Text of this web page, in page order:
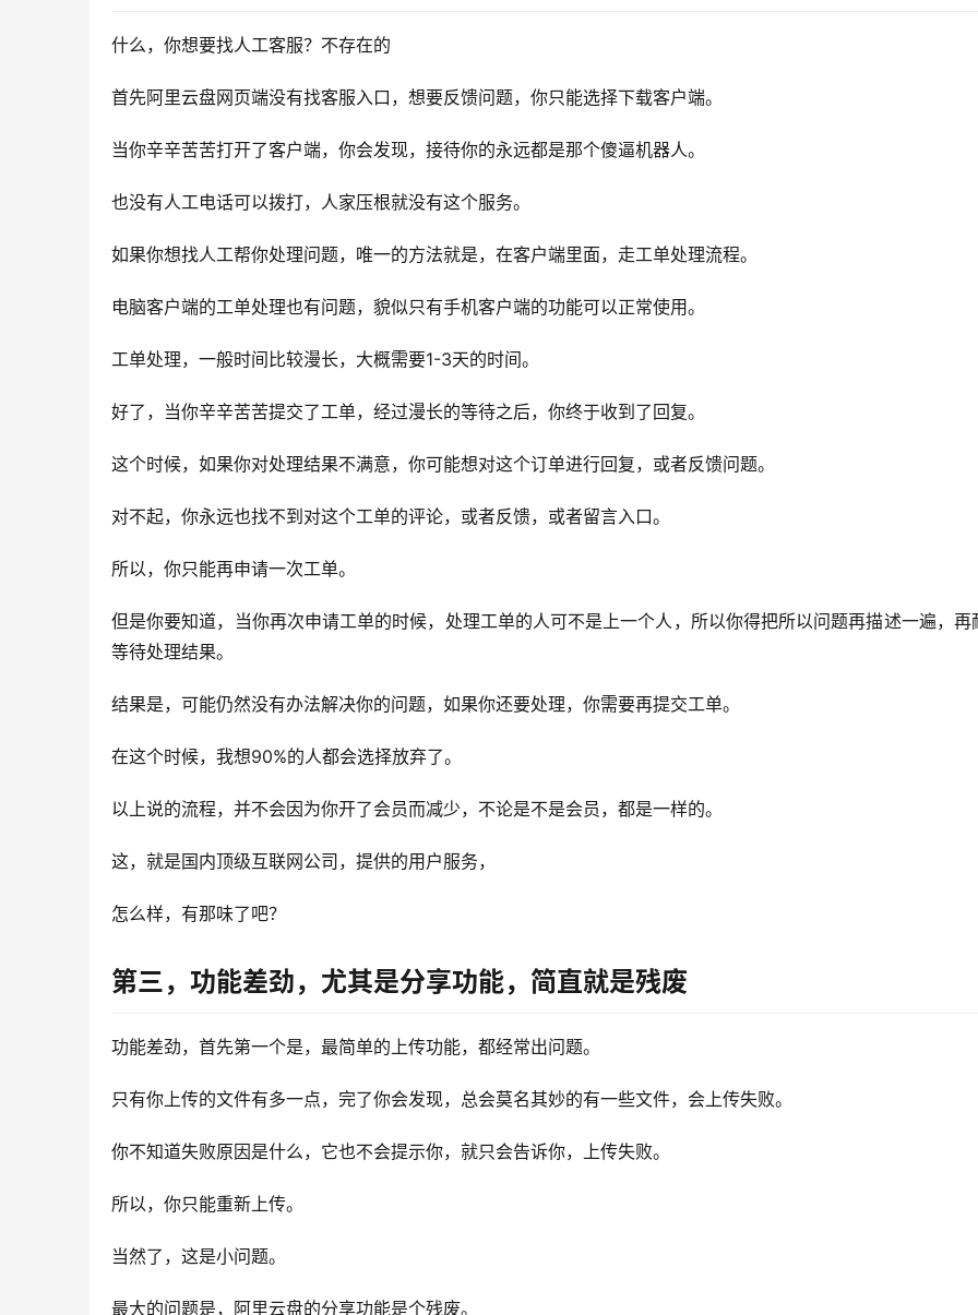
什么，你想要找人工客服？不存在的
首先阿里云盘网页端没有找客服入口，想要反馈问题，你只能选择下载客户端。
当你辛辛苦苦打开了客户端，你会发现，接待你的永远都是那个傻逼机器人。
也没有人工电话可以拨打，人家压根就没有这个服务。
如果你想找人工帮你处理问题，唯一的方法就是，在客户端里面，走工单处理流程。
电脑客户端的工单处理也有问题，貌似只有手机客户端的功能可以正常使用。
工单处理，一般时间比较漫长，大概需要1-3天的时间。
好了，当你辛辛苦苦提交了工单，经过漫长的等待之后，你终于收到了回复。
这个时候，如果你对处理结果不满意，你可能想对这个订单进行回复，或者反馈问题。
对不起，你永远也找不到对这个工单的评论，或者反馈，或者留言入口。
所以，你只能再申请一次工单。
但是你要知道，当你再次申请工单的时候，处理工单的人可不是上一个人，所以你得把所以问题再描述一遍，再
等待处理结果。
结果是，可能仍然没有办法解决你的问题，如果你还要处理，你需要再提交工单。
在这个时候，我想90%的人都会选择放弃了。
以上说的流程，并不会因为你开了会员而减少，不论是不是会员，都是一样的。
这，就是国内顶级互联网公司，提供的用户服务，
怎么样，有那味了吧？
第三，功能差劲，尤其是分享功能，简直就是残废
功能差劲，首先第一个是，最简单的上传功能，都经常出问题。
只有你上传的文件有多一点，完了你会发现，总会莫名其妙的有一些文件，会上传失败。
你不知道失败原因是什么，它也不会提示你，就只会告诉你，上传失败。
所以，你只能重新上传。
当然了，这是小问题。
最大的问题是，阿里云盘的分享功能是个残废。